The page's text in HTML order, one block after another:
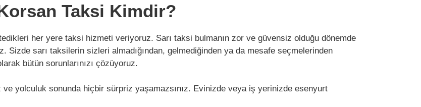
Taksi Kimdir?
her yere taksi hizmeti veriyoruz. Sarı taksi bulmanın zor ve güvensiz olduğu dönemde
sarı taksilerin sizleri almadığından, gelmediğinden ya da mesafe seçmelerinden
bütün sorunlarınızı çözüyoruz.
yolculuk sonunda hiçbir sürpriz yaşamazsınız. Evinizde veya iş yerinizde esenyurt